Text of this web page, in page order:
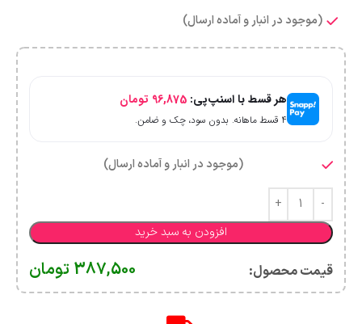
(موجود در انبار و آماده ارسال)
هر قسط با اسنپ‌پی: 96,875 تومان
۴ قسط ماهانه. بدون سود، چک و ضامن.
(موجود در انبار و آماده ارسال)
افزودن به سبد خرید
قیمت محصول:​ 387,500 تومان